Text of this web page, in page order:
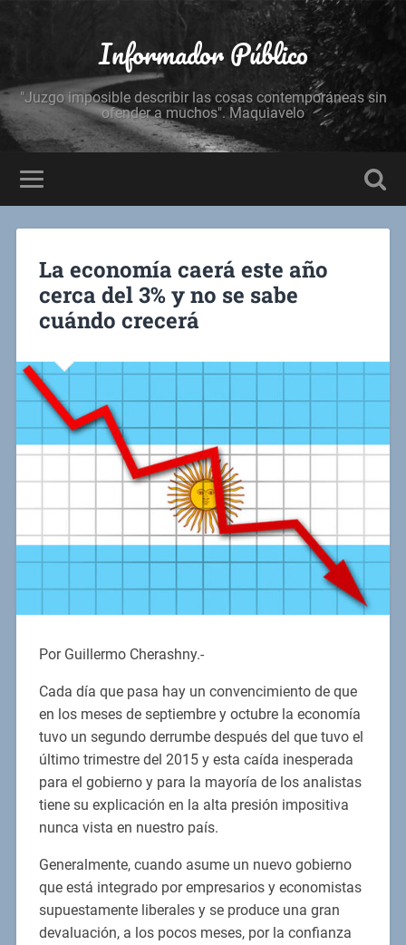
Informador Público
"Juzgo imposible describir las cosas contemporáneas sin
ofender a muchos". Maquiavelo
La economía caerá este año
cerca del 3% y no se sabe
cuándo crecerá
Por Guillermo Cherashny.-
Cada día que pasa hay un convencimiento de que
en los meses de septiembre y octubre la economía
tuvo un segundo derrumbe después del que tuvo el
último trimestre del 2015 y esta caída inesperada
para el gobierno y para la mayoría de los analistas
tiene su explicación en la alta presión impositiva
nunca vista en nuestro país.
Generalmente, cuando asume un nuevo gobierno
que está integrado por empresarios y economistas
supuestamente liberales y se produce una gran
devaluación, a los pocos meses, por la confianza